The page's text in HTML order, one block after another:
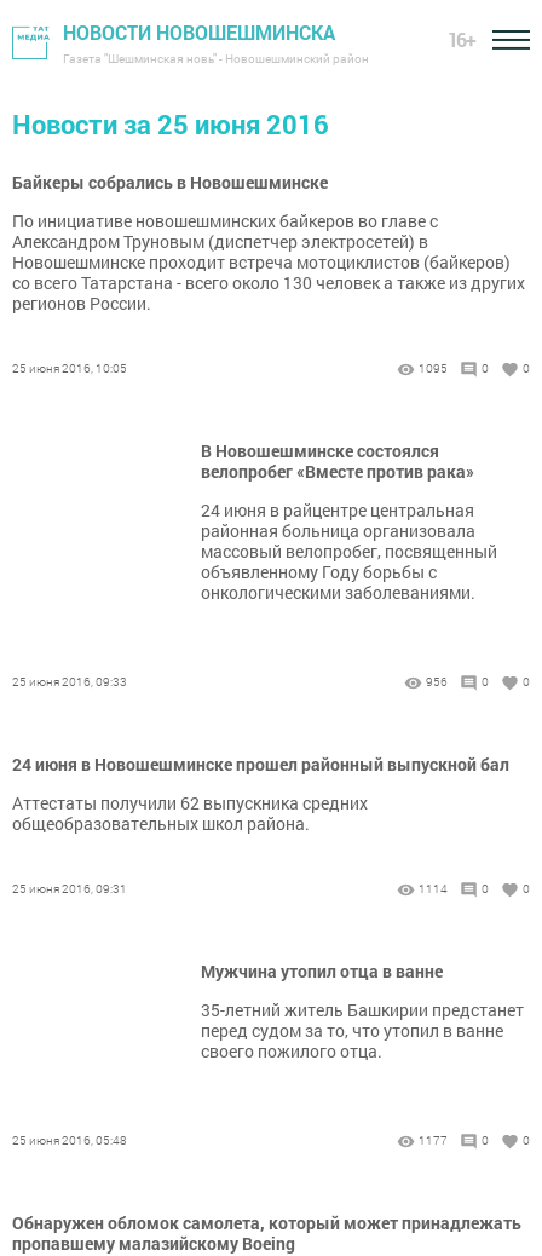
НОВОСТИ НОВОШЕШМИНСКА
Газета "Шешминская новь" - Новошешминский район
16+
Новости за 25 июня 2016
Байкеры собрались в Новошешминске
По инициативе новошешминских байкеров во главе с
Александром Труновым (диспетчер электросетей) в
Новошешминске проходит встреча мотоциклистов (байкеров)
со всего Татарстана - всего около 130 человек а также из других
регионов России.
25 июня 2016, 10:05 1095 0 0
В Новошешминске состоялся
велопробег «Вместе против рака»
24 июня в райцентре центральная
районная больница организовала
массовый велопробег, посвященный
объявленному Году борьбы с
онкологическими заболеваниями.
25 июня 2016, 09:33 956 0 0
24 июня в Новошешминске прошел районный выпускной бал
Аттестаты получили 62 выпускника средних
общеобразовательных школ района.
25 июня 2016, 09:31 1114 0 0
Мужчина утопил отца в ванне
35-летний житель Башкирии предстанет
перед судом за то, что утопил в ванне
своего пожилого отца.
25 июня 2016, 05:48 1177 0 0
Обнаружен обломок самолета, который может принадлежать
пропавшему малазийскому Boeing